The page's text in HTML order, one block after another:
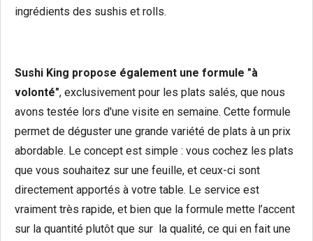
ingrédients des sushis et rolls.
Sushi King propose également une formule "à
volonté", exclusivement pour les plats salés, que nous
avons testée lors d'une visite en semaine. Cette formule
permet de déguster une grande variété de plats à un prix
abordable. Le concept est simple : vous cochez les plats
que vous souhaitez sur une feuille, et ceux-ci sont
directement apportés à votre table. Le service est
vraiment très rapide, et bien que la formule mette l’accent
sur la quantité plutôt que sur la qualité, ce qui en fait une